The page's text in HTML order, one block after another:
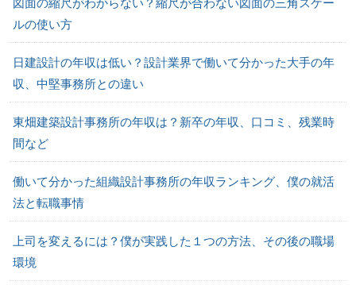
ルの使い方
日建設計の年収は低い？設計業界で働いて分かった大手の年
収、中堅事務所との違い
東畑建築設計事務所の年収は？新卒の年収、口コミ、残業時
間など
働いて分かった組織設計事務所の年収ランキング、僕の就活
法と転職事情
上司を変えるには？僕が実践した１つの方法、その後の職場
環境